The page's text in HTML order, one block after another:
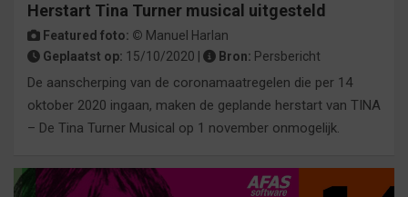
Herstart Tina Turner musical uitgesteld
Featured foto: © Manuel Harlan
Geplaatst op: 15/10/2020 | Bron: Persbericht
De aanscherping van de coronamaatregelen die per 14
oktober 2020 ingaan, maken de geplande herstart van TINA
– De Tina Turner Musical op 1 november onmogelijk.